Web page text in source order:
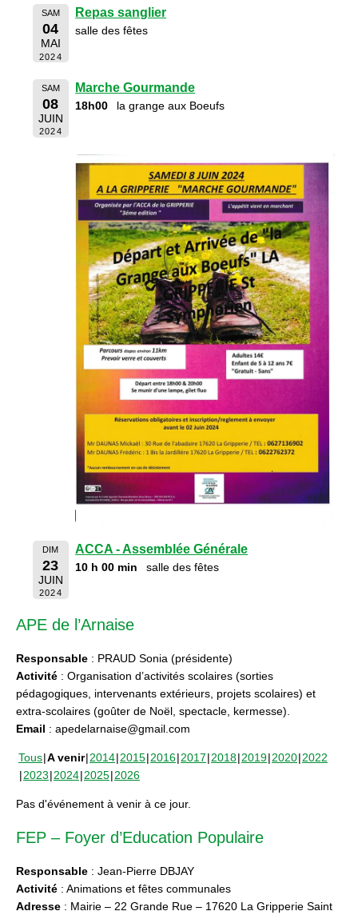
SAM
04
MAI
2024
Repas sanglier
salle des fêtes
SAM
08
JUIN
2024
Marche Gourmande
18h00 la grange aux Boeufs
DIM
23
JUIN
2024
ACCA - Assemblée Générale
10 h 00 min salle des fêtes
APE de l’Arnaise
Responsable : PRAUD Sonia (présidente)
Activité : Organisation d’activités scolaires (sorties
pédagogiques, intervenants extérieurs, projets scolaires) et
extra-scolaires (goûter de Noël, spectacle, kermesse).
Email : apedelarnaise@gmail.com
Tous A venir 2014 2015 2016 2017 2018 2019 2020 2022
2023 2024 2025 2026
Pas d'événement à venir à ce jour.
FEP – Foyer d’Education Populaire
Responsable : Jean-Pierre DBJAY
Activité : Animations et fêtes communales
Adresse : Mairie – 22 Grande Rue – 17620 La Gripperie Saint